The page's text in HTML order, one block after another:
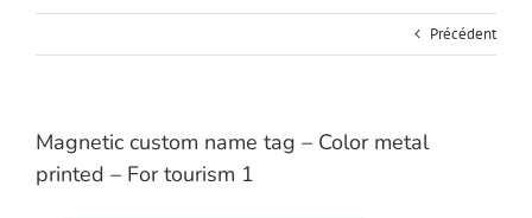
Précédent
Magnetic custom name tag – Color metal
printed – For tourism 1